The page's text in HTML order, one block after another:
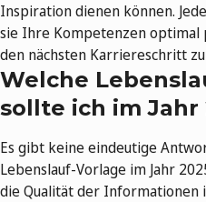
Inspiration dienen können.
sie Ihre Kompetenzen
den nächsten Karriereschritt
Welche
sollte ich im Jahr
Es gibt keine eindeutige
Lebenslauf-Vorlage im Jahr
die Qualität der Informationen